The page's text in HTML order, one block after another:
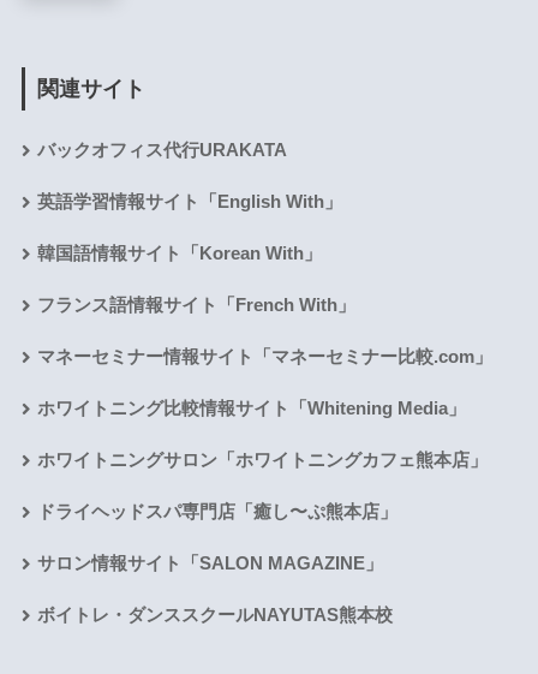
関連サイト
バックオフィス代行URAKATA
英語学習情報サイト「English With」
韓国語情報サイト「Korean With」
フランス語情報サイト「French With」
マネーセミナー情報サイト「マネーセミナー比較.com」
ホワイトニング比較情報サイト「Whitening Media」
ホワイトニングサロン「ホワイトニングカフェ熊本店」
ドライヘッドスパ専門店「癒し〜ぷ熊本店」
サロン情報サイト「SALON MAGAZINE」
ボイトレ・ダンススクールNAYUTAS熊本校